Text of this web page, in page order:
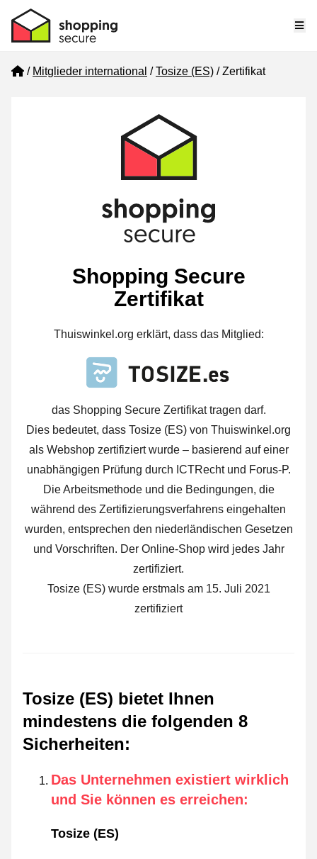
Home
Mitglieder international Tosize (ES) Zertifikat
Shopping Secure
Zertifikat
Thuiswinkel.org erklärt, dass das Mitglied:
das Shopping Secure Zertifikat tragen darf.
Dies bedeutet, dass Tosize (ES) von Thuiswinkel.org
als Webshop zertifiziert wurde – basierend auf einer
unabhängigen Prüfung durch ICTRecht und Forus-P.
Die Arbeitsmethode und die Bedingungen, die
während des Zertifizierungsverfahrens eingehalten
wurden, entsprechen den niederländischen Gesetzen
und Vorschriften. Der Online-Shop wird jedes Jahr
zertifiziert.
Tosize (ES) wurde erstmals am 15. Juli 2021
zertifiziert
Tosize (ES) bietet Ihnen
mindestens die folgenden 8
Sicherheiten:
Das Unternehmen existiert wirklich
und Sie können es erreichen:
Tosize (ES)